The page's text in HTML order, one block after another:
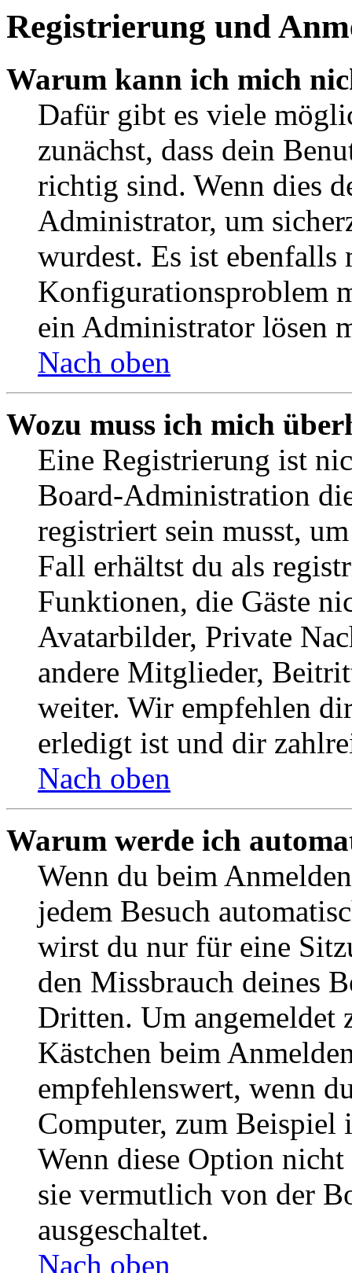
Registrierung und
Warum kann ich mich
Dafür gibt es viele
zunächst, dass dein
richtig sind. Wenn dies
Administrator, um
wurdest. Es ist ebenfalls
Konfigurationsproblem
ein Administrator lösen
Nach oben
Wozu muss ich mich
Eine Registrierung ist
Board-Administration
registriert sein musst,
Fall erhältst du als
Funktionen, die Gäste
Avatarbilder, Private
andere Mitglieder,
weiter. Wir empfehlen
erledigt ist und dir
Nach oben
Warum werde ich
Wenn du beim
jedem Besuch
wirst du nur für eine
den Missbrauch deines
Dritten. Um angemeldet
Kästchen beim
empfehlenswert, wenn
Computer, zum Beispiel
Wenn diese Option
sie vermutlich von der
ausgeschaltet.
Nach oben